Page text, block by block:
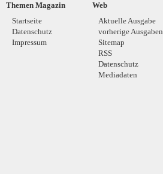
Themen Magazin
Startseite
Datenschutz
Impressum
Web
Aktuelle Ausgabe
vorherige Ausgaben
Sitemap
RSS
Datenschutz
Mediadaten